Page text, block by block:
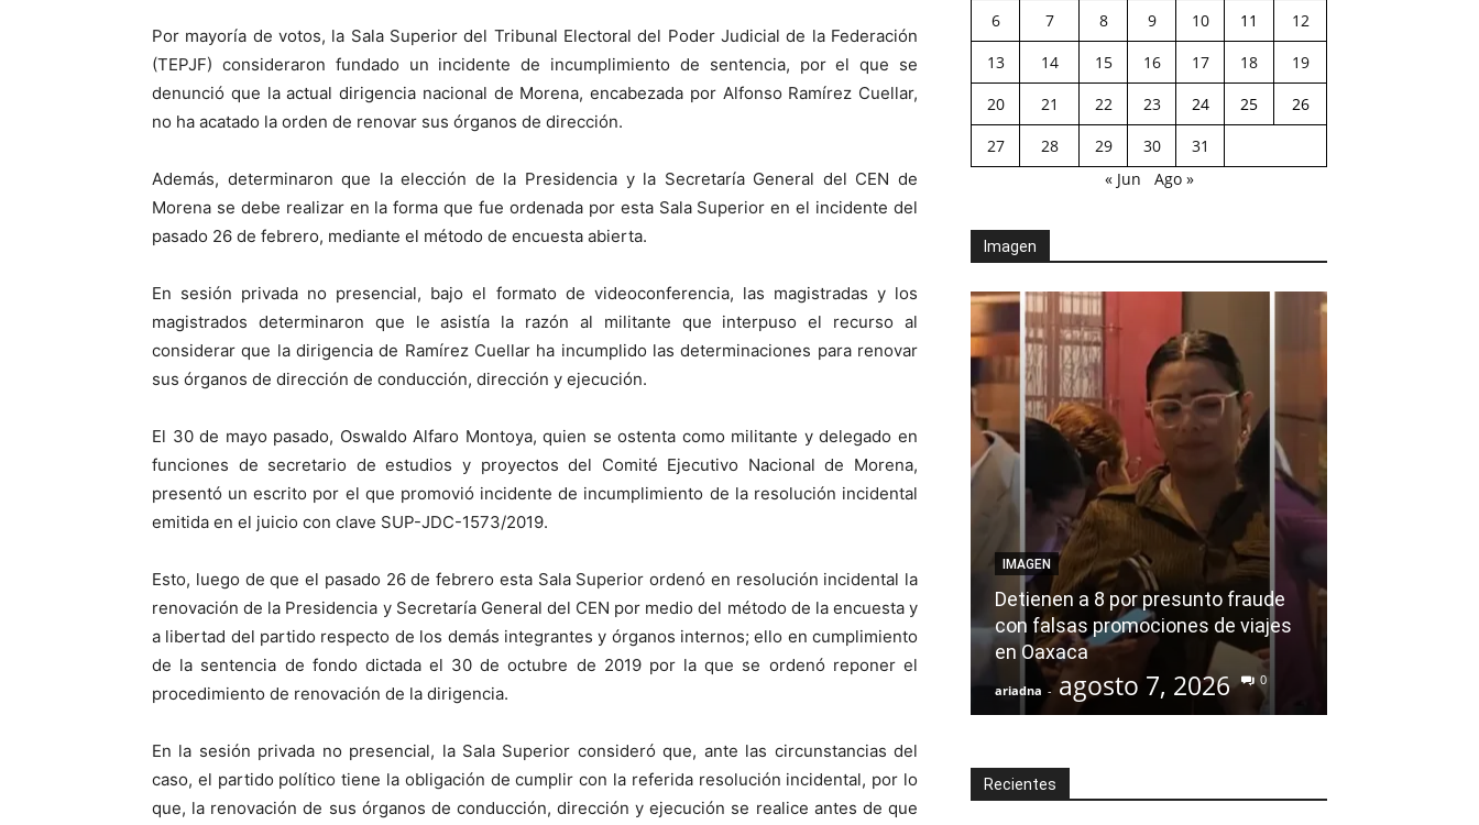
Por mayoría de votos, la Sala Superior del Tribunal Electoral del Poder Judicial de la Federación
(TEPJF) consideraron fundado un incidente de incumplimiento de sentencia, por el que se
denunció que la actual dirigencia nacional de Morena, encabezada por Alfonso Ramírez Cuellar,
no ha acatado la orden de renovar sus órganos de dirección.
Además, determinaron que la elección de la Presidencia y la Secretaría General del CEN de
Morena se debe realizar en la forma que fue ordenada por esta Sala Superior en el incidente del
pasado 26 de febrero, mediante el método de encuesta abierta.
En sesión privada no presencial, bajo el formato de videoconferencia, las magistradas y los
magistrados determinaron que le asistía la razón al militante que interpuso el recurso al
considerar que la dirigencia de Ramírez Cuellar ha incumplido las determinaciones para renovar
sus órganos de dirección de conducción, dirección y ejecución.
El 30 de mayo pasado, Oswaldo Alfaro Montoya, quien se ostenta como militante y delegado en
funciones de secretario de estudios y proyectos del Comité Ejecutivo Nacional de Morena,
presentó un escrito por el que promovió incidente de incumplimiento de la resolución incidental
emitida en el juicio con clave SUP-JDC-1573/2019.
Esto, luego de que el pasado 26 de febrero esta Sala Superior ordenó en resolución incidental la
renovación de la Presidencia y Secretaría General del CEN por medio del método de la encuesta y
a libertad del partido respecto de los demás integrantes y órganos internos; ello en cumplimiento
de la sentencia de fondo dictada el 30 de octubre de 2019 por la que se ordenó reponer el
procedimiento de renovación de la dirigencia.
En la sesión privada no presencial, la Sala Superior consideró que, ante las circunstancias del
caso, el partido político tiene la obligación de cumplir con la referida resolución incidental, por lo
que, la renovación de sus órganos de conducción, dirección y ejecución se realice antes de que
6
7 8 9 10 11
12
13
14 15 16 17 18
19
20
21 22 23 24 25
26
27
28 29 30
31
« Jun
Ago »
Imagen
IMAGEN
Detienen a 8 por presunto fraude
con falsas promociones de viajes
en Oaxaca
ariadna - agosto 7, 2026 0
Recientes